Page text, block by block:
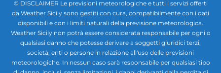
© DISCLAIMER Le previsioni meteorologiche e tutti i servizi offerti
da Weather Sicily sono gestiti con cura, compatibilmente con i dati
disponibili e con i limiti naturali della previsione meteorologica.
Weather Sicily non potrà essere considerata responsabile per ogni o
qualsiasi danno che potesse derivare a soggetti giuridici terzi,
società, enti o persone in relazione all'uso delle previsioni
meteorologiche. In nessun caso sarà responsabile per qualsiasi tipo